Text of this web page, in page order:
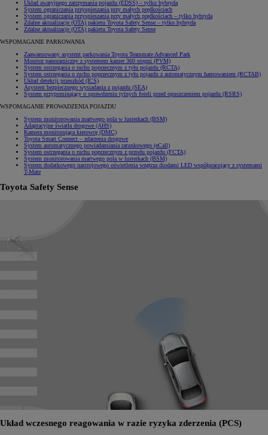
Układ awaryjnego zatrzymania pojazdu (EDSS) – tylko hybryda
System ograniczania przyspieszania przy małych prędkościach
System ograniczania przyspieszania przy małych prędkościach – tylko hybryda
Zdalne aktualizacje (OTA) pakietu Toyota Safety Sense – tylko hybryda
Zdalne aktualizacje (OTA) pakietu Toyota Safety Sense
WSPOMAGANIE PARKOWANIA
Zaawansowany asystent parkowania Toyota Teammate Advanced Park
Monitor panoramiczny z systemem kamer 360 stopni (PVM)
System ostrzegania o ruchu poprzecznym z tyłu pojazdu (RCTA)
System ostrzegania o ruchu poprzecznym z tyłu pojazdu z automatycznym hamowaniem (RCTAB)
Układ detekcji przeszkód (ICS)
Asystent bezpiecznego wysiadania z pojazdu (SEA)
System przypominający o sprawdzeniu tylnych foteli przed opuszczeniem pojazdu (RSRS)
WSPOMAGANIE PROWADZENIA POJAZDU
System monitorowania martwego pola w lusterkach (BSM)
Adaptacyjne światła drogowe (AHS)
Kamera monitorująca kierowcę (DMC)
Toyota Smart Connect – zdarzenia drogowe
System automatycznego powiadamiania ratunkowego (eCall)
System ostrzegania o ruchu poprzecznym z przodu pojazdu (FCTA)
System monitorowania martwego pola w lusterkach (BSM)
System dodatkowego nastrojowego oświetlenia wnętrza diodami LED współpracujący z systemami
T-Mate
Toyota Safety Sense
Układ wczesnego reagowania w razie ryzyka zderzenia (PCS)